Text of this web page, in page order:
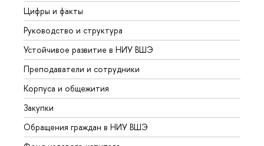
Цифры и факты
Руководство и структура
Устойчивое развитие в НИУ ВШЭ
Преподаватели и сотрудники
Корпуса и общежития
Закупки
Обращения граждан в НИУ ВШЭ